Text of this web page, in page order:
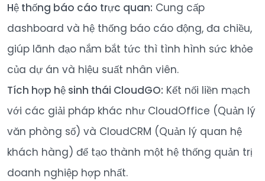
Hệ thống báo cáo trực quan: Cung cấp
dashboard và hệ thống báo cáo động, đa chiều,
giúp lãnh đạo nắm bắt tức thì tình hình sức khỏe
của dự án và hiệu suất nhân viên.
Tích hợp hệ sinh thái CloudGO: Kết nối liền mạch
với các giải pháp khác như CloudOffice (Quản lý
văn phòng số) và CloudCRM (Quản lý quan hệ
khách hàng) để tạo thành một hệ thống quản trị
doanh nghiệp hợp nhất.